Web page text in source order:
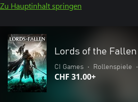
Zu Hauptinhalt springen
Lords of the Fallen
CI Games • Rollenspiele •
CHF 31.00+